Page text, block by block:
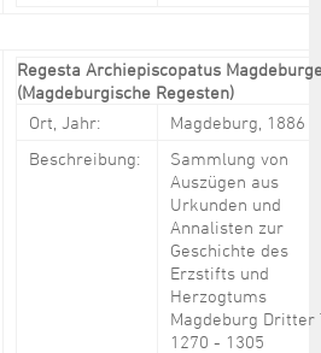
Regesta Archiepiscopatus
(Magdeburgische Regesten)
Ort, Jahr:
Magdeburg, 1886
Beschreibung:
Sammlung von
Auszügen aus
Urkunden und
Annalisten zur
Geschichte des
Erzstifts und
Herzogtums
Magdeburg Dritter
1270 - 1305